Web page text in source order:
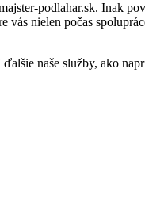
podlahar.sk. Inak
nielen počas
naše služby, ako